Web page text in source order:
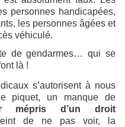
personnes handicapées,
les personnes âgées et
véhiculé.
de gendarmes… qui se
là !
s’autorisent à nous
piquet, un manque de
mépris d’un droit
de ne pas voir, la